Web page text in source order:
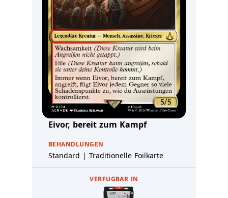
Eivor, bereit zum Kampf
BEHANDLUNGEN
Standard | Traditionelle Foilkarte
VERFUGBAR IN